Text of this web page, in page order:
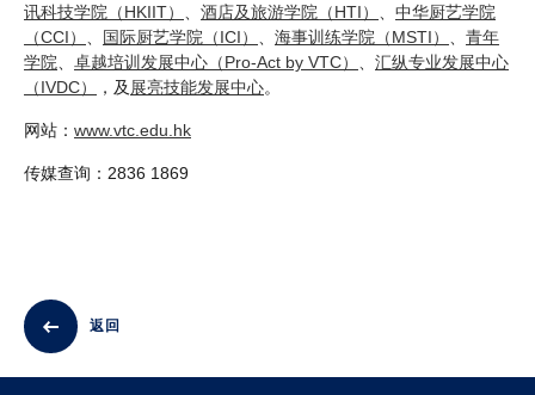
讯科技学院（HKIIT）
酒店及旅游学院（HTI）
中华厨艺学院
（CCI）
国际厨艺学院（ICI） 海事训练学院（MSTI）
青年
学院
卓越培训发展中心（Pro-Act by VTC）
汇纵专业发展中心
（IVDC）
，及 展亮技能发展中心。
网站： www.vtc.edu.hk
传媒查询：2836 1869
返回